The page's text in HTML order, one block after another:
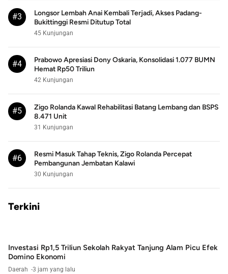
#3
Longsor Lembah Anai Kembali Terjadi, Akses Padang-
Bukittinggi Resmi Ditutup Total
45 Kunjungan
#4
Prabowo Apresiasi Dony Oskaria, Konsolidasi 1.077 BUMN
Hemat Rp50 Triliun
42 Kunjungan
#5
Zigo Rolanda Kawal Rehabilitasi Batang Lembang dan BSPS
8.471 Unit
31 Kunjungan
#6
Resmi Masuk Tahap Teknis, Zigo Rolanda Percepat
Pembangunan Jembatan Kalawi
30 Kunjungan
Terkini
Investasi Rp1,5 Triliun Sekolah Rakyat Tanjung Alam Picu Efek
Domino Ekonomi
Daerah 3 jam yang lalu